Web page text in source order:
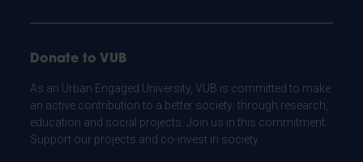
Donate to VUB
As an Urban Engaged University, VUB is committed to make
an active contribution to a better society: through research,
education and social projects. Join us in this commitment.
Support our projects and co-invest in society.